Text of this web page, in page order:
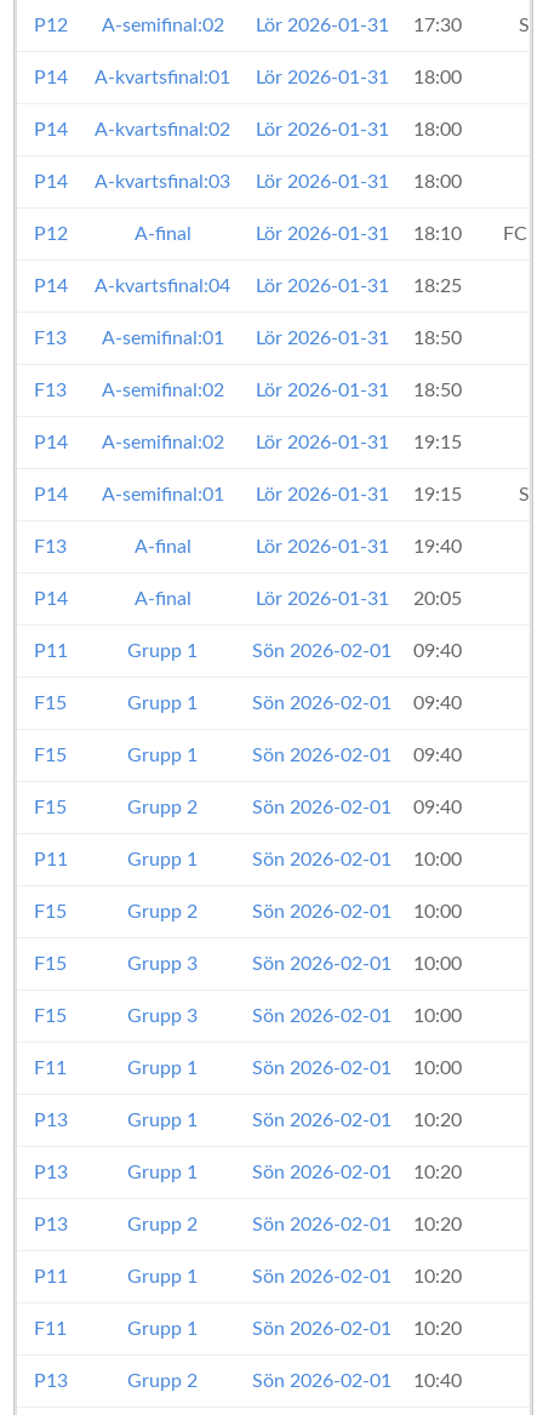
P12 A-semifinal:02 Lör 2026-01-31 17:30
P14 A-kvartsfinal:01 Lör 2026-01-31 18:00
P14 A-kvartsfinal:02 Lör 2026-01-31 18:00
P14 A-kvartsfinal:03 Lör 2026-01-31 18:00
P12 A-final Lör 2026-01-31 18:10 FC
P14 A-kvartsfinal:04 Lör 2026-01-31 18:25
F13 A-semifinal:01 Lör 2026-01-31 18:50
F13 A-semifinal:02 Lör 2026-01-31 18:50
P14 A-semifinal:02 Lör 2026-01-31 19:15
P14 A-semifinal:01 Lör 2026-01-31 19:15
F13 A-final Lör 2026-01-31 19:40
P14 A-final Lör 2026-01-31 20:05
P11 Grupp 1 Sön 2026-02-01 09:40
F15 Grupp 1 Sön 2026-02-01 09:40
F15 Grupp 1 Sön 2026-02-01 09:40
F15 Grupp 2 Sön 2026-02-01 09:40
P11 Grupp 1 Sön 2026-02-01 10:00
F15 Grupp 2 Sön 2026-02-01 10:00
F15 Grupp 3 Sön 2026-02-01 10:00
F15 Grupp 3 Sön 2026-02-01 10:00
F11 Grupp 1 Sön 2026-02-01 10:00
P13 Grupp 1 Sön 2026-02-01 10:20
P13 Grupp 1 Sön 2026-02-01 10:20
P13 Grupp 2 Sön 2026-02-01 10:20
P11 Grupp 1 Sön 2026-02-01 10:20
F11 Grupp 1 Sön 2026-02-01 10:20
P13 Grupp 2 Sön 2026-02-01 10:40